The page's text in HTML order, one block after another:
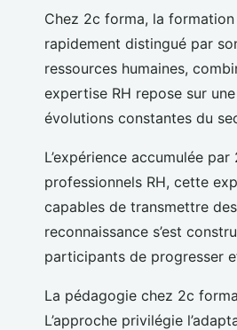
Chez 2c forma, la
rapidement distingué par
ressources humaines,
expertise RH repose sur
évolutions constantes du
L’expérience accumulée
professionnels RH, cette
capables de transmettre
reconnaissance s’est
participants de progresser
La pédagogie chez 2c
L’approche privilégie